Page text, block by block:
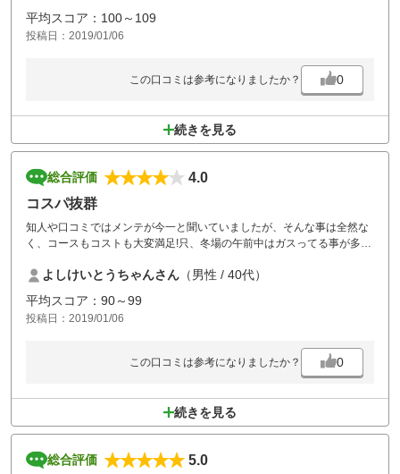
コースは好きだけど、来るたびに不満が募るので、３ヶ月に１回ペース
が４ヶ月に１回、半年に１回となっている。風呂場のおっちゃんの存在
だけ唯一すくわれる。
いても対策はおろか注意喚起もない。
ハーフ上がりでは、カート不足のために乗り換えらしくいったんキャデ
指定された後半のスタート時間１０分前にカート置場に行ってもまだカ
ートが用意されておらず、結局スタート時間の１０分遅れでようやくカ
ートが用意されたが、その間、説明も何もなくみんな待たされていた。
また足が遠のく
平均スコア：100～109
投稿日：2019/01/06
この口コミは参考になりましたか？ 0
続きを見る
総合評価
4.0
コスパ抜群
知人や口コミではメンテが今一と聞いていましたが、そんな事は全然な
く、コースもコストも大変満足!只、冬場の午前中はガスってる事が多い
よしけいとうちゃんさん （男性 / 40代）
平均スコア：90～99
投稿日：2019/01/06
この口コミは参考になりましたか？ 0
続きを見る
総合評価 5.0